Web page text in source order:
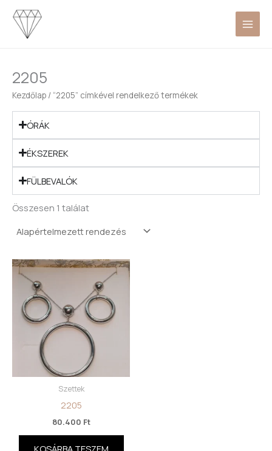
Skip
content
2205
Kezdőlap / “2205” címkével rendelkező termékek
ÓRÁK
ÉKSZEREK
FÜLBEVALÓK
Összesen 1 találat
Szettek
2205
80.400 Ft